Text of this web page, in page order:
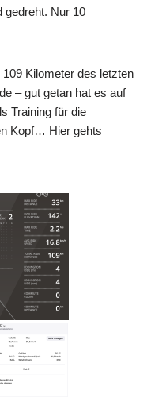
gedreht. Nur 10
Kilometer des letzten
– gut getan hat es auf
Training für die
Kopf… Hier gehts